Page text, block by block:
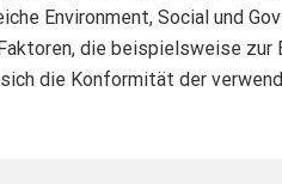
Environment, Social und
die beispielsweise zur
die Konformität der